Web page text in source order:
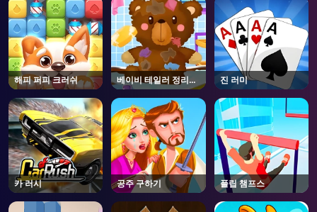
해피 퍼피 크러쉬
베이비 테일러 정리하
기
진 러미
카 러시 공주 구하기 플립 챔프스